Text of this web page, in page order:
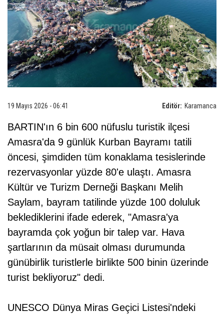
Editör: Karamanca
19 Mayıs 2026 - 06:41
BARTIN'ın 6 bin 600 nüfuslu turistik ilçesi
Amasra'da 9 günlük Kurban Bayramı tatili
öncesi, şimdiden tüm konaklama tesislerinde
rezervasyonlar yüzde 80'e ulaştı. Amasra
Kültür ve Turizm Derneği Başkanı Melih
Saylam, bayram tatilinde yüzde 100 doluluk
beklediklerini ifade ederek, "Amasra'ya
bayramda çok yoğun bir talep var. Hava
şartlarının da müsait olması durumunda
günübirlik turistlerle birlikte 500 binin üzerinde
turist bekliyoruz" dedi.
UNESCO Dünya Miras Geçici Listesi'ndeki